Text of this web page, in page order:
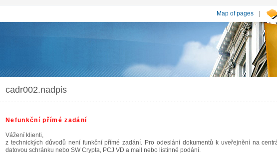
Map of pages |
cadr002.nadpis
Nefunkční přímé zadání
Vážení klienti,
z technických důvodů není funkční přímé zadání. Pro odeslání dokumentů k uveřejnění na
datovou schránku nebo SW Crypta, PCJ VD a mail nebo listinné podání.